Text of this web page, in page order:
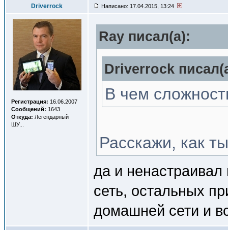
Driverrock Написано: 17.04.2015, 13:24
Регистрация: 16.06.2007
Сообщений: 1643
Откуда: Легендарный
ШУ...
Ray писал(a):
Driverrock
В чем
Расскажи, как
да и
сеть, остальных
домашней сети и